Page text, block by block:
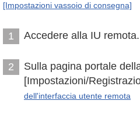
[Impostazioni vassoio di consegna]
1 Accedere alla IU remota.
2
Sulla pagina portale
[Impostazioni/
dell'interfaccia utente remota